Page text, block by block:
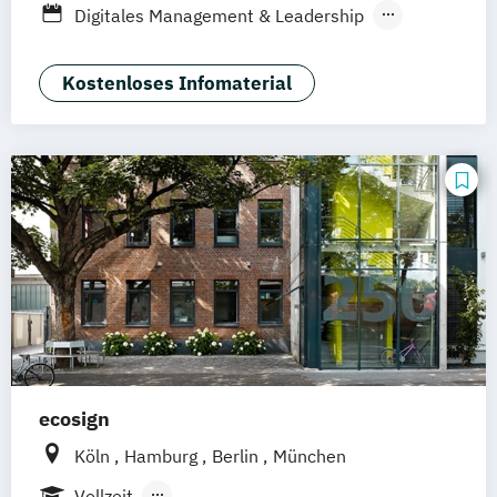
Braunschweig Erfurt
Digitales Management & Leadership
Marketing
Kostenloses Infomaterial
ecosign
Köln Hamburg Berlin
München